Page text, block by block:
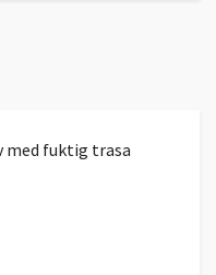
med fuktig trasa